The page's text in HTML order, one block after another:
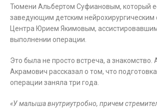
Тюмени Альбертом Суфиановым, который
заведующим детским нейрохирургическим
Центра Юрием Якимовым,
выполнении операции.
Это была не просто встреча, а знакомство.
Акрамович рассказал о том, что
операции заняла три года.
«У малыша внутриутробно, причем